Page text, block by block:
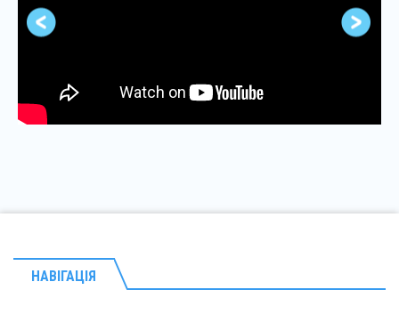
НАВІГАЦІЯ